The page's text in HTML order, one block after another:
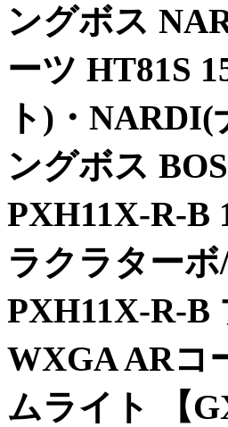
ングボス
ーツ HT81S
ト)・
ングボス
PXH11X-R-B
ラクラター
PXH11X-R-B
WXGA ARコ
ムライト 【